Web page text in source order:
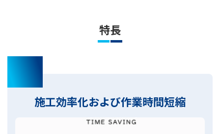
特長
01
施工効率化および作業時間短縮